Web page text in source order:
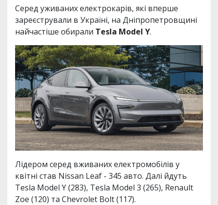
Серед уживаних електрокарів, які вперше
зареєстрували в Україні, на Дніпропетровщині
найчастіше обирали Tesla Model Y.
Лідером серед вживаних електромобілів у
квітні став Nissan Leaf - 345 авто. Далі йдуть
Tesla Model Y (283), Tesla Model 3 (265), Renault
Zoe (120) та Chevrolet Bolt (117).